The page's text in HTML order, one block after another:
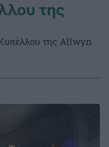
της
της Allwyn